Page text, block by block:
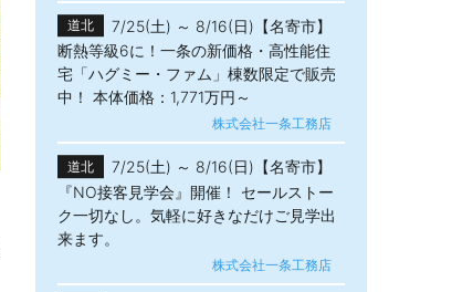
道北
7/25(土) ～ 8/16(日)【名寄市】
断熱等級6に！一条の新価格・高性能住
宅「ハグミー・ファム」棟数限定で販売
中！ 本体価格：1,771万円～
株式会社一条工務店
道北
7/25(土) ～ 8/16(日)【名寄市】
『NO接客見学会』開催！ セールストー
ク一切なし。気軽に好きなだけご見学出
来ます。
株式会社一条工務店